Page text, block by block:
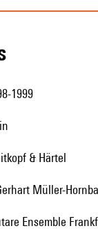
1999
& Härtel
Gerhart Müller-
Ensemble